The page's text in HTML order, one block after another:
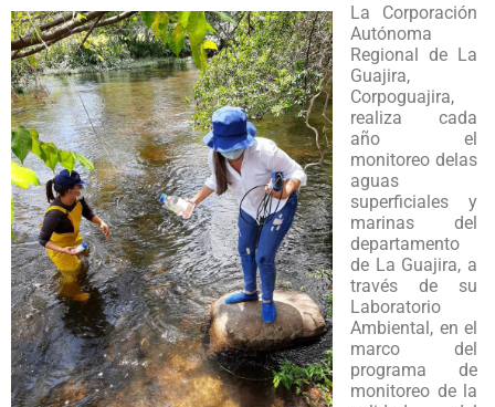
La Corporación
Autónoma
Regional de La
Guajira,
Corpoguajira,
realiza cada
año el
monitoreo delas
aguas
superficiales y
marinas del
departamento
de La Guajira, a
través de su
Laboratorio
Ambiental, en el
marco del
programa de
monitoreo de la